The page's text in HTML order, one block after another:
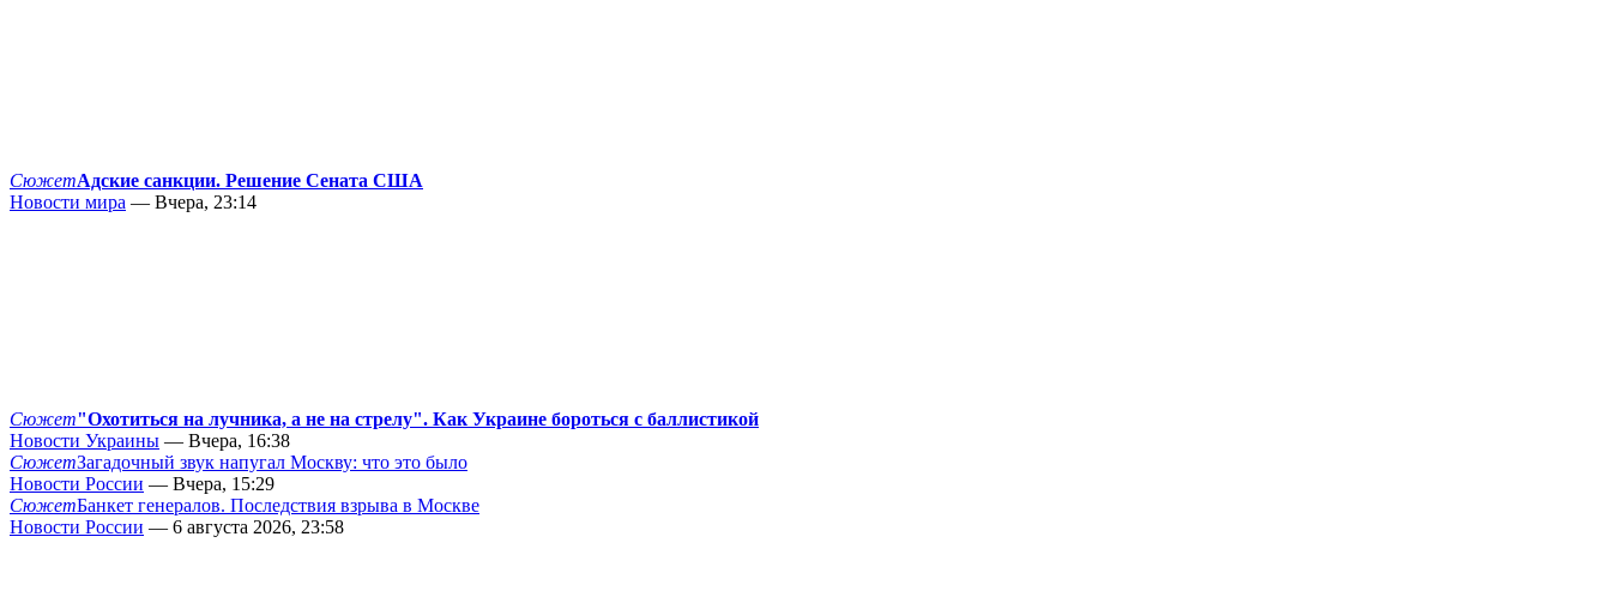
СюжетАдские санкции. Решение Сената США
Новости мира — Вчера, 23:14
Сюжет"Охотиться на лучника, а не на стрелу". Как Украине бороться с баллистикой
Новости Украины — Вчера, 16:38
СюжетЗагадочный звук напугал Москву: что это было
Новости России — Вчера, 15:29
СюжетБанкет генералов. Последствия взрыва в Москве
Новости России — 6 августа 2026, 23:58